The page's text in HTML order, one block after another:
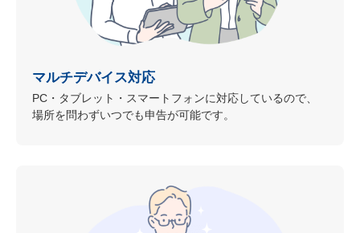
マルチデバイス対応
PC・タブレット・スマートフォンに対応しているので、
場所を問わずいつでも申告が可能です。